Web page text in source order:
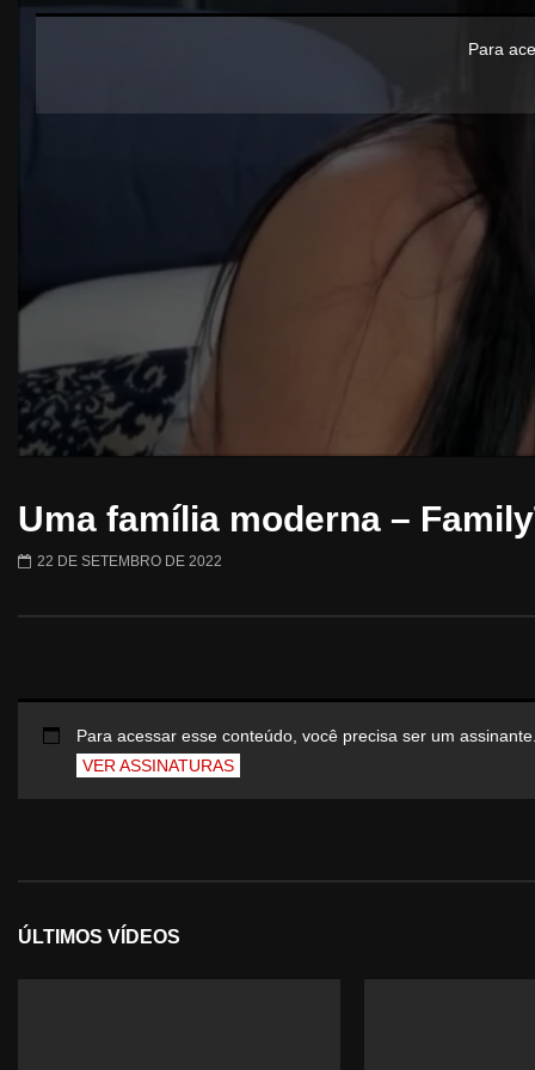
Para
Uma família moderna –
22 DE SETEMBRO DE 2022
Para acessar esse conteúdo, você precisa ser um
VER ASSINATURAS
ÚLTIMOS VÍDEOS